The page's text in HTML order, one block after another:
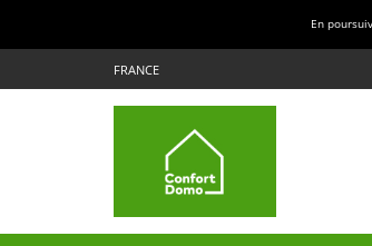
En
FRANCE